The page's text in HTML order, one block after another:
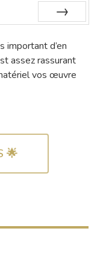
important d’en
assez rassurant
vos œuvre
🌟